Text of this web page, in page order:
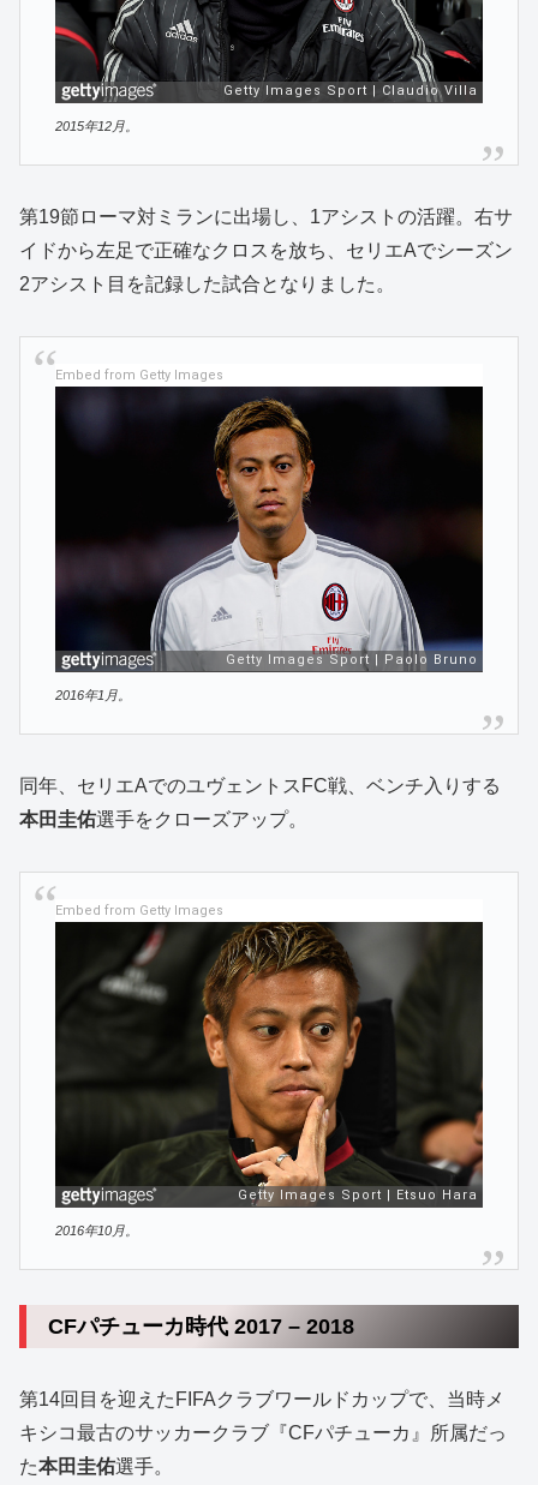
2015年12月。
第19節ローマ対ミランに出場し、1アシストの活躍。右サ
イドから左足で正確なクロスを放ち、セリエAでシーズン
2アシスト目を記録した試合となりました。
Embed from Getty Images
2016年1月。
同年、セリエAでのユヴェントスFC戦、ベンチ入りする
本田圭佑選手をクローズアップ。
Embed from Getty Images
2016年10月。
CFパチューカ時代 2017 – 2018
第14回目を迎えたFIFAクラブワールドカップで、当時メ
キシコ最古のサッカークラブ『CFパチューカ』所属だっ
た本田圭佑選手。